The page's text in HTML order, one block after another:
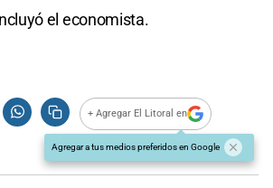
el economista.
+ Agregar El Litoral en
Agregar a tus medios preferidos en Google